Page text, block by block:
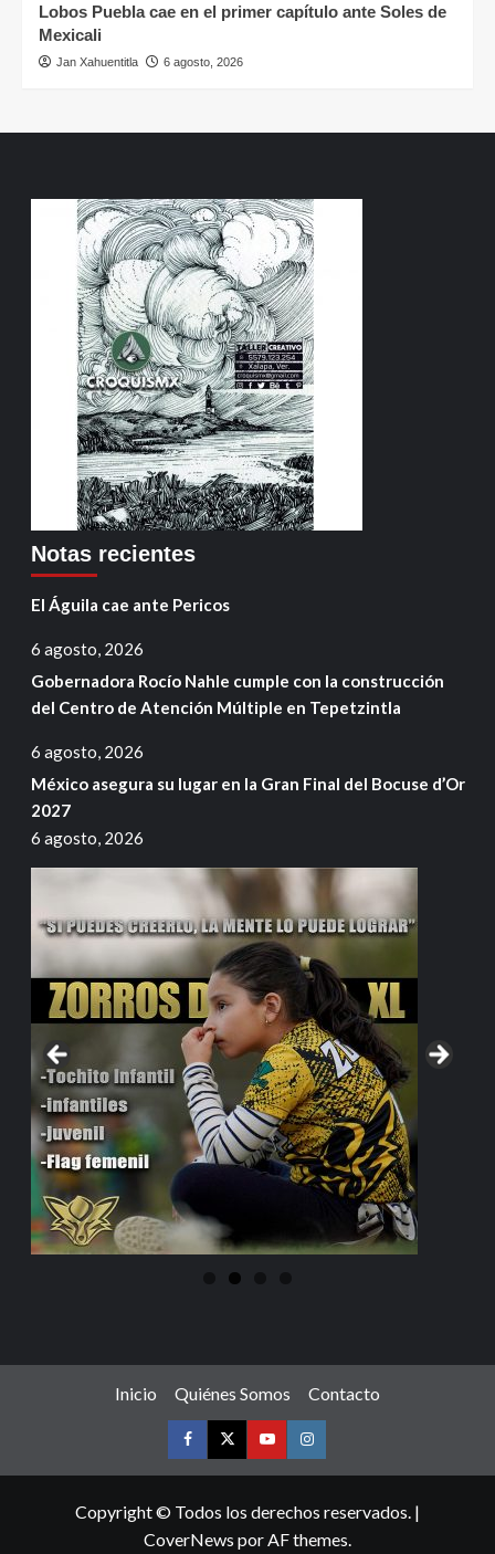
Lobos Puebla cae en el primer capítulo ante Soles de
Mexicali
Jan Xahuentitla 6 agosto, 2026
Notas recientes
El Águila cae ante Pericos
6 agosto, 2026
Gobernadora Rocío Nahle cumple con la construcción
del Centro de Atención Múltiple en Tepetzintla
6 agosto, 2026
México asegura su lugar en la Gran Final del Bocuse d’Or
2027
6 agosto, 2026
Inicio Quiénes Somos Contacto
Copyright © Todos los derechos reservados. |
CoverNews por AF themes.